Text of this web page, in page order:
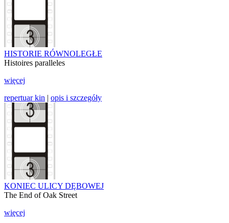
HISTORIE RÓWNOLEGŁE
Histoires paralleles
więcej
repertuar kin | opis i szczegóły
KONIEC ULICY DĘBOWEJ
The End of Oak Street
więcej